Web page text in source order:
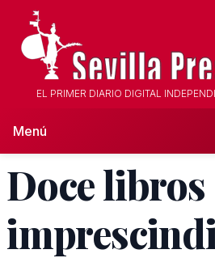
EL PRIMER DIARIO DIGITAL
Menú
Doce libros